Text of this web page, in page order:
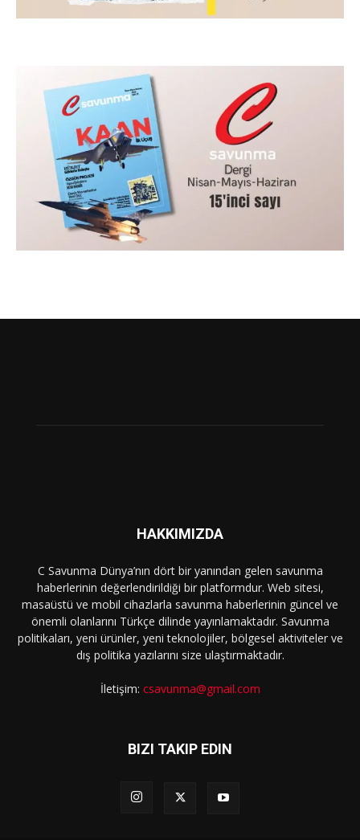
HAKKIMIZDA
C Savunma Dünya’nın dört bir yanından gelen savunma
haberlerinin değerlendirildiği bir platformdur. Web sitesi,
masaüstü ve mobil cihazlarla savunma haberlerinin güncel ve
önemli olanlarını Türkçe dilinde yayınlamaktadır. Savunma
politikaları, yeni ürünler, yeni teknolojiler, bölgesel aktiviteler ve
dış politika yazılarını size ulaştırmaktadır.
İletişim: csavunma@gmail.com
BIZI TAKIP EDIN